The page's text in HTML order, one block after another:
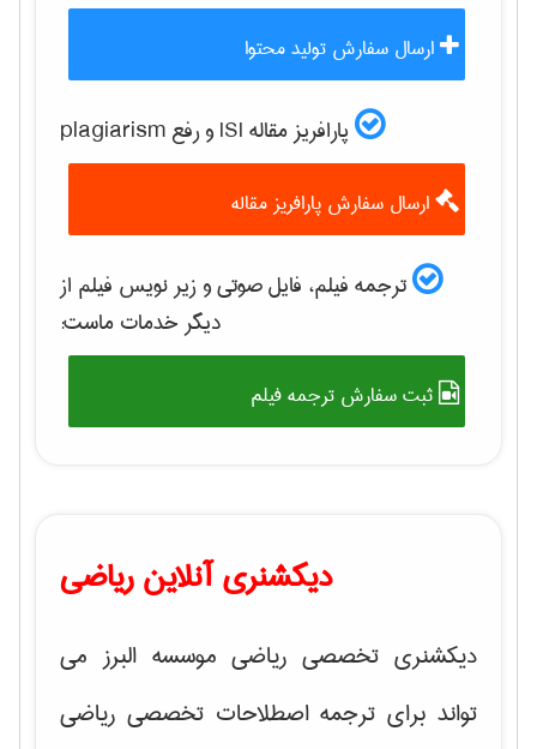
ارسال سفارش تولید محتوا
پارافریز مقاله ISI و رفع plagiarism
ارسال سفارش پارافریز مقاله
ترجمه فیلم، فایل صوتی و زیر نویس فیلم از
دیگر خدمات ماست:
ثبت سفارش ترجمه فیلم
دیکشنری آنلاین ریاضی
دیکشنری تخصصی ریاضی موسسه البرز می
تواند برای ترجمه اصطلاحات تخصصی ریاضی